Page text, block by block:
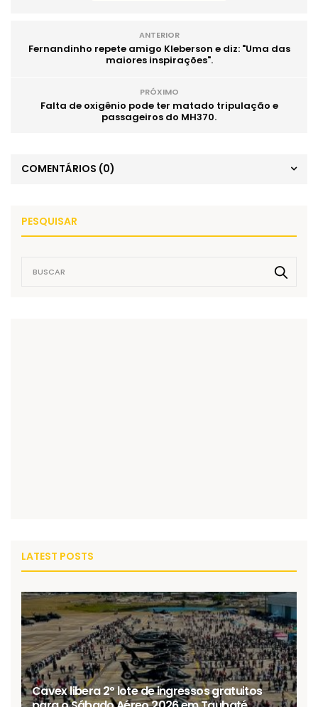
ANTERIOR
Fernandinho repete amigo Kleberson e diz: "Uma das
maiores inspirações".
PRÓXIMO
Falta de oxigênio pode ter matado tripulação e
passageiros do MH370.
COMENTÁRIOS (0)
PESQUISAR
LATEST POSTS
Cavex libera 2º lote de ingressos gratuitos